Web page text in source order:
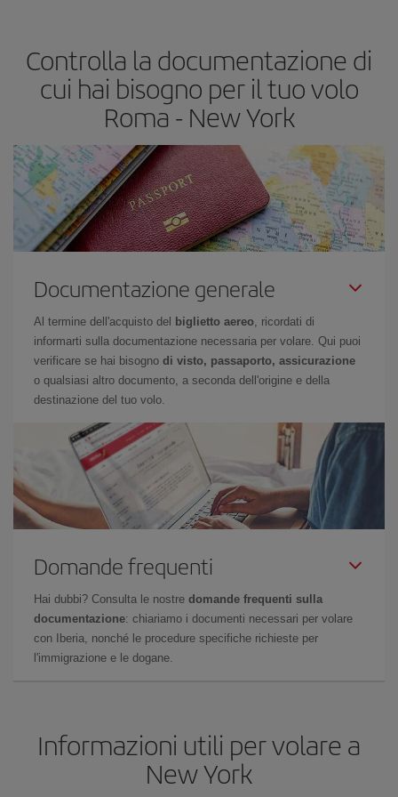
Controlla la documentazione di
cui hai bisogno per il tuo volo
Roma - New York
Documentazione generale
Al termine dell'acquisto del biglietto aereo, ricordati di
informarti sulla documentazione necessaria per volare. Qui puoi
verificare se hai bisogno di visto, passaporto, assicurazione
o qualsiasi altro documento, a seconda dell'origine e della
destinazione del tuo volo.
Domande frequenti
Hai dubbi? Consulta le nostre domande frequenti sulla
documentazione: chiariamo i documenti necessari per volare
con Iberia, nonché le procedure specifiche richieste per
l'immigrazione e le dogane.
Informazioni utili per volare a
New York